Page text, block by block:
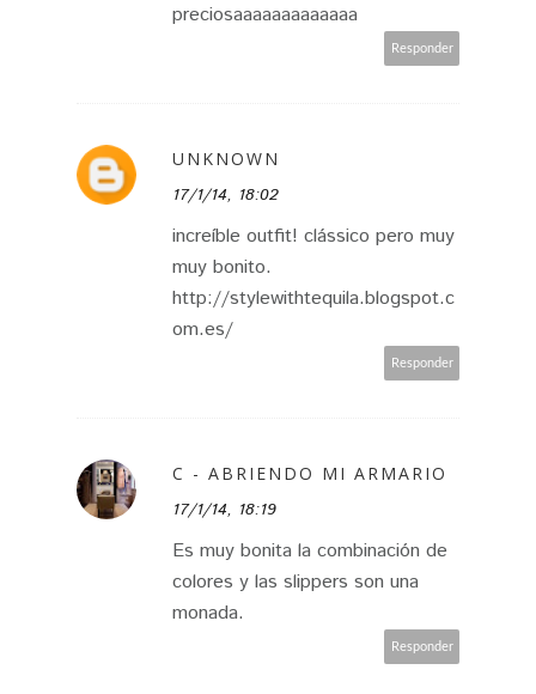
preciosaaaaaaaaaaaaa
Responder
UNKNOWN
17/1/14, 18:02
increíble outfit! clássico pero muy
muy bonito.
http://stylewithtequila.blogspot.c
om.es/
Responder
C - ABRIENDO MI ARMARIO
17/1/14, 18:19
Es muy bonita la combinación de
colores y las slippers son una
monada.
Responder